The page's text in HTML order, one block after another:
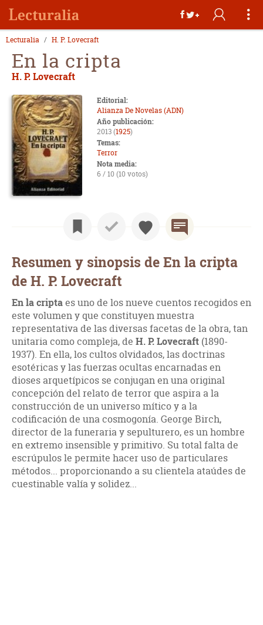
Lecturalia H. P. Lovecraft
En la cripta
H. P. Lovecraft
Editorial:
Alianza De Novelas (ADN)
Año publicación:
2013 (1925)
Temas:
Terror
Nota media:
6 / 10 (10 votos)
Resumen y sinopsis de En la cripta
de H. P. Lovecraft
En la criptaes uno de los nueve cuentos recogidos en
este volumen y que constituyen muestra
representativa de las diversas facetas de la obra, tan
unitaria como compleja, de H. P. Lovecraft (1890-
1937). En ella, los cultos olvidados, las doctrinas
esotéricas y las fuerzas ocultas encarnadas en
dioses arquetípicos se conjugan en una original
concepción del relato de terror que aspira a la
construcción de un universo mítico y a la
codificación de una cosmogonía. George Birch,
director de la funeraria y sepulturero, es un hombre
en extremo insensible y primitivo. Su total falta de
escrúpulos le permite hacer uso de particulares
métodos... proporcionando a su clientela ataúdes de
cuestinable valía y solidez...